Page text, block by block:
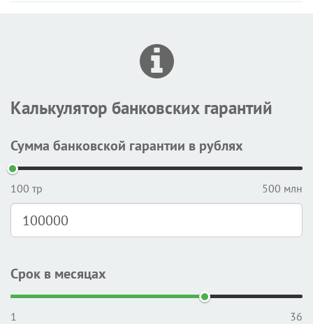
Калькулятор банковских гарантий
Сумма банковской гарантии в рублях
100 тр 500 млн
Срок в месяцах
1 36